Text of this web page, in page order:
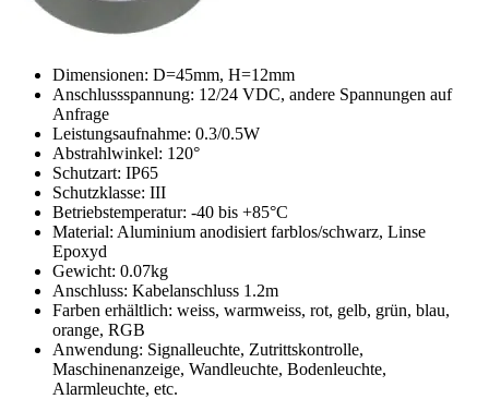
Dimensionen: D=45mm, H=12mm
Anschlussspannung: 12/24 VDC, andere Spannungen auf
Anfrage
Leistungsaufnahme: 0.3/0.5W
Abstrahlwinkel: 120°
Schutzart: IP65
Schutzklasse: III
Betriebstemperatur: -40 bis +85°C
Material: Aluminium anodisiert farblos/schwarz, Linse
Epoxyd
Gewicht: 0.07kg
Anschluss: Kabelanschluss 1.2m
Farben erhältlich: weiss, warmweiss, rot, gelb, grün, blau,
orange, RGB
Anwendung: Signalleuchte, Zutrittskontrolle,
Maschinenanzeige, Wandleuchte, Bodenleuchte,
Alarmleuchte, etc.